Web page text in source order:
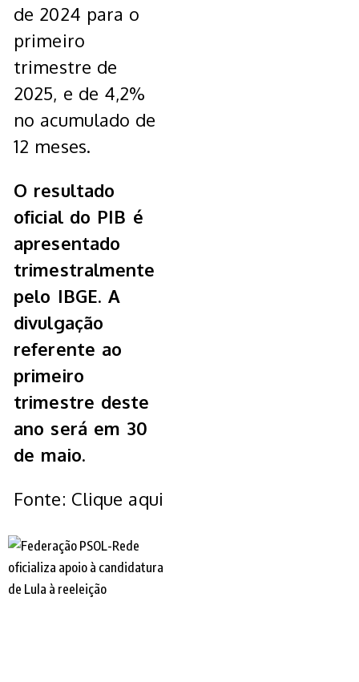
de 2024 para o
primeiro
trimestre de
2025, e de 4,2%
no acumulado de
12 meses.
O resultado
oficial do PIB é
apresentado
trimestralmente
pelo IBGE. A
divulgação
referente ao
primeiro
trimestre deste
ano será em 30
de maio.
Fonte: Clique aqui